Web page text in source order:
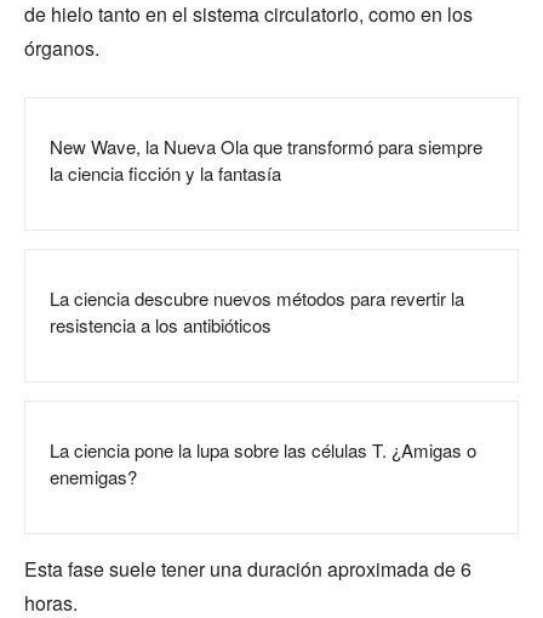
de hielo tanto en el sistema circulatorio, como en los
órganos.
New Wave, la Nueva Ola que transformó para siempre
la ciencia ficción y la fantasía
La ciencia descubre nuevos métodos para revertir la
resistencia a los antibióticos
La ciencia pone la lupa sobre las células T. ¿Amigas o
enemigas?
Esta fase suele tener una duración aproximada de 6
horas.